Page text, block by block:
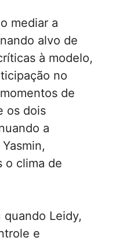
mediar a
alvo de
à modelo,
no
de
os dois
a
o clima de
quando Leidy,
e